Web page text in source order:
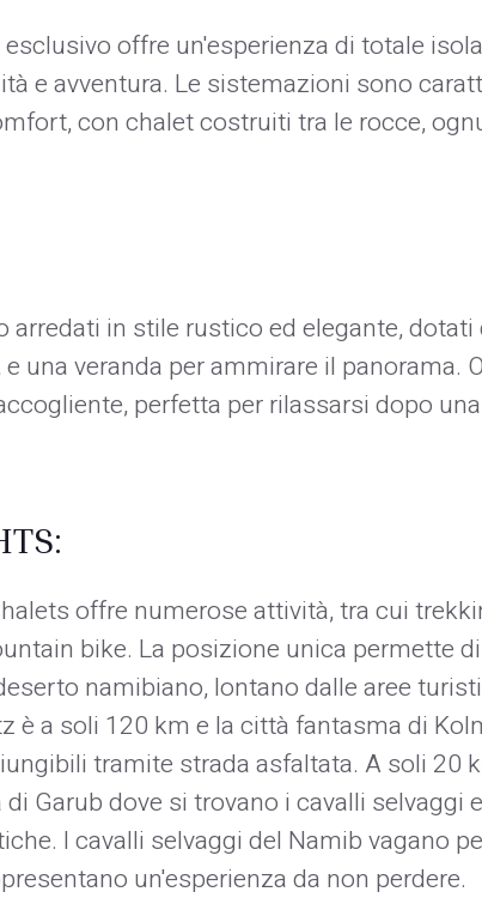
offre un'esperienza di totale
e avventura. Le sistemazioni sono
con chalet costruiti tra le rocce,
arredati in stile rustico ed elegante,
una veranda per ammirare il panorama.
perfetta per rilassarsi dopo
offre numerose attività, tra cui
bike. La posizione unica permette
namibiano, lontano dalle aree
è a soli 120 km e la città fantasma di
tramite strada asfaltata. A soli 20
di Garub dove si trovano i cavalli selvaggi
I cavalli selvaggi del Namib vagano
un'esperienza da non perdere.